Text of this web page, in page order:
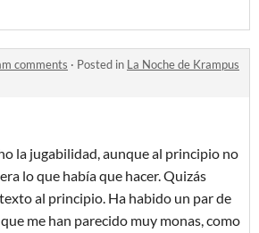
comments · Posted in La Noche de Krampus
la jugabilidad, aunque al principio no
lo que había que hacer. Quizás
al principio. Ha habido un par de
me han parecido muy monas, como